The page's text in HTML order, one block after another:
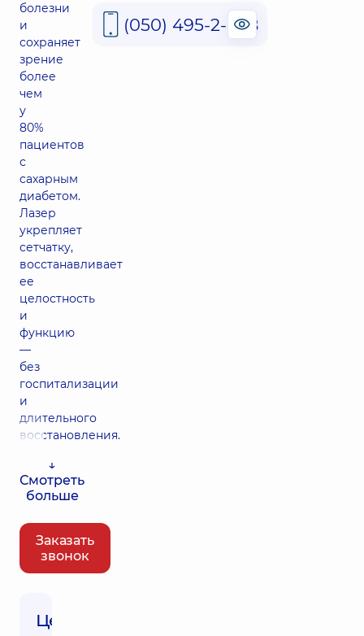
болезни
и
сохраняет
зрение
более
чем
у
80%
пациентов
с
сахарным
диабетом.
Лазер
укрепляет
сетчатку,
восстанавливает
ее
целостность
и
функцию
—
без
госпитализации
и
длительного
восстановления.
↓
Смотреть
больше
Заказать
звонок
Цены
(050) 495-2-888